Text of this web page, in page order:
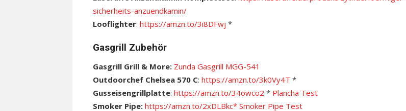
sicherheits-anzuendkamin/
Looflighter: https://amzn.to/3i8DFwj *
Gasgrill Zubehör
Gasgrill Grill & More: Zunda Gasgrill MGG-541
Outdoorchef Chelsea 570 C: https://amzn.to/3k0Vy4T *
Gusseisengrillplatte: https://amzn.to/34owco2 * Plancha Test
Smoker Pipe: https://amzn.to/2xDLBkc* Smoker Pipe Test